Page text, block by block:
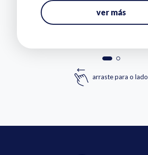
ver más
arraste para o lado